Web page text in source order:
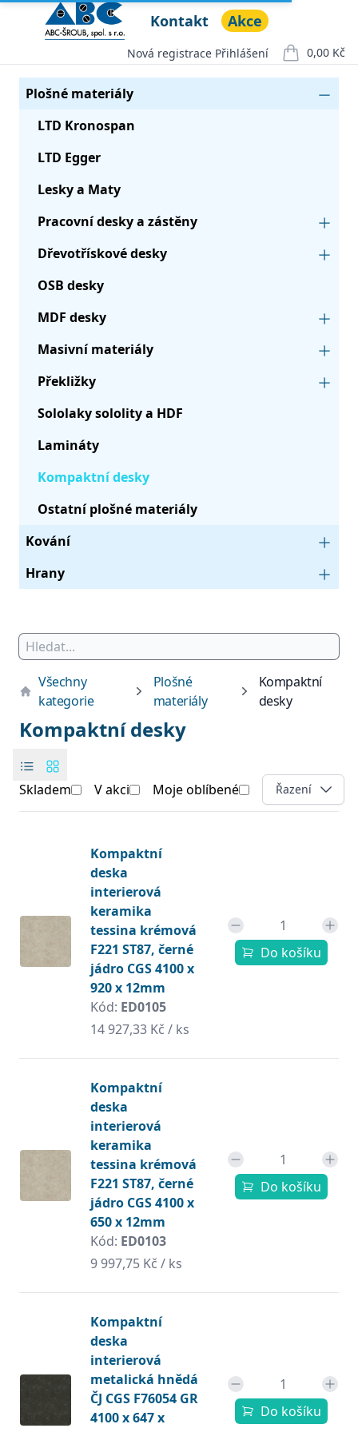
Open menu
ABC ŠROUB, spol. s r.o.Kontakt Akce
Nová registrace Přihlášení 0,00 Kč
položek v
Seznam produktů
Kategorie
Plošné materiály
LTD Kronospan
LTD Egger
Lesky a Maty
Pracovní desky a zástěny
Dřevotřískové desky
OSB desky
MDF desky
Masivní materiály
Překližky
Sololaky sololity a HDF
Lamináty
Kompaktní desky
Ostatní plošné materiály
Kování
Hrany
Všechny
kategorie
Plošné
materiály
Kompaktní
desky
Kompaktní desky
Skladem V akci Moje oblíbené Open options
Řazení
Kompaktní
deska
interierová
keramika
tessina krémová
F221 ST87, černé
jádro CGS 4100 x
920 x 12mm
Kód: ED0105
14 927,33 Kč / ks
Do košíku
Kompaktní
deska
interierová
keramika
tessina krémová
F221 ST87, černé
jádro CGS 4100 x
650 x 12mm
Kód: ED0103
9 997,75 Kč / ks
Do košíku
Kompaktní
deska
interierová
metalická hnědá
ČJ CGS F76054 GR
4100 x 647 x
Do košíku